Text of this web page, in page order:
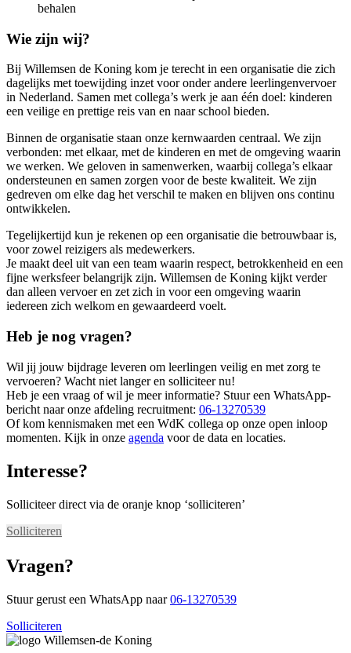
behalen
Wie zijn wij?
Bij Willemsen de Koning kom je terecht in een organisatie die zich
dagelijks met toewijding inzet voor onder andere leerlingenvervoer
in Nederland. Samen met collega’s werk je aan één doel: kinderen
een veilige en prettige reis van en naar school bieden.
Binnen de organisatie staan onze kernwaarden centraal. We zijn
verbonden: met elkaar, met de kinderen en met de omgeving waarin
we werken. We geloven in samenwerken, waarbij collega’s elkaar
ondersteunen en samen zorgen voor de beste kwaliteit. We zijn
gedreven om elke dag het verschil te maken en blijven ons continu
ontwikkelen.
Tegelijkertijd kun je rekenen op een organisatie die betrouwbaar is,
voor zowel reizigers als medewerkers.
Je maakt deel uit van een team waarin respect, betrokkenheid en een
fijne werksfeer belangrijk zijn. Willemsen de Koning kijkt verder
dan alleen vervoer en zet zich in voor een omgeving waarin
iedereen zich welkom en gewaardeerd voelt.
Heb je nog vragen?
Wil jij jouw bijdrage leveren om leerlingen veilig en met zorg te
vervoeren? Wacht niet langer en solliciteer nu!
Heb je een vraag of wil je meer informatie? Stuur een WhatsApp-
bericht naar onze afdeling recruitment: 06-13270539
Of kom kennismaken met een WdK collega op onze open inloop
momenten. Kijk in onze agenda voor de data en locaties.
Interesse?
Solliciteer direct via de oranje knop ‘solliciteren’
Solliciteren
Vragen?
Stuur gerust een WhatsApp naar06-13270539
Solliciteren